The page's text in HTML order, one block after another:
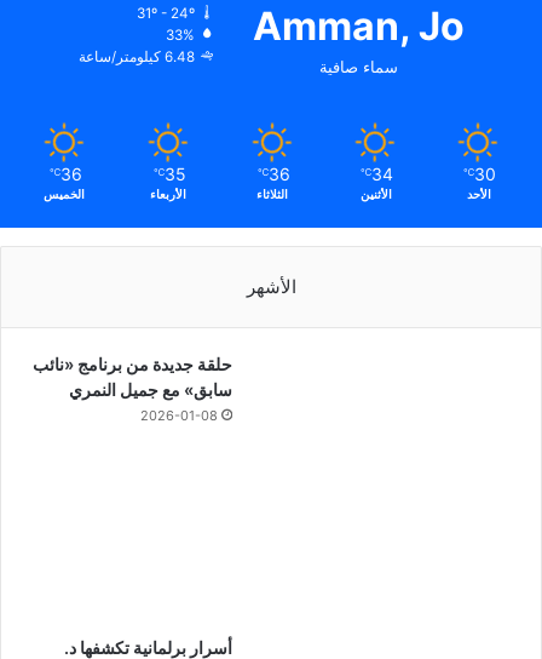
Amman, Jo
سماء صافية
31º - 24º
33%
6.48 كيلومتر/ساعة
30
℃
الأحد
34
℃
الأثنين
36
℃
الثلاثاء
35
℃
الأربعاء
36
℃
الخميس
الأشهر
حلقة جديدة من برنامج «نائب
سابق» مع جميل النمري
2026-01-08
أسرار برلمانية تكشفها د.